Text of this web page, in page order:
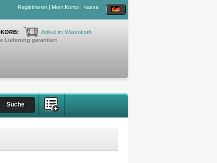
Registrieren | Mein Konto | Kasse |
0
Artikel im Warenkorb
Lieferung garantiert